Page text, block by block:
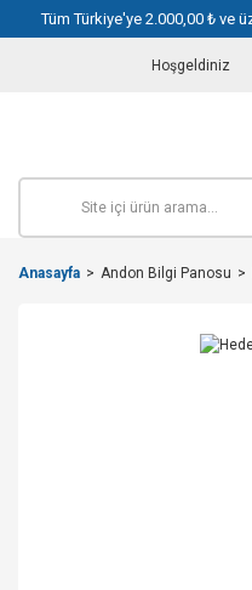
Tüm Türkiye'ye 2.000,00 ₺ ve
Hoşgeldiniz
Anasayfa Andon Bilgi Panosu